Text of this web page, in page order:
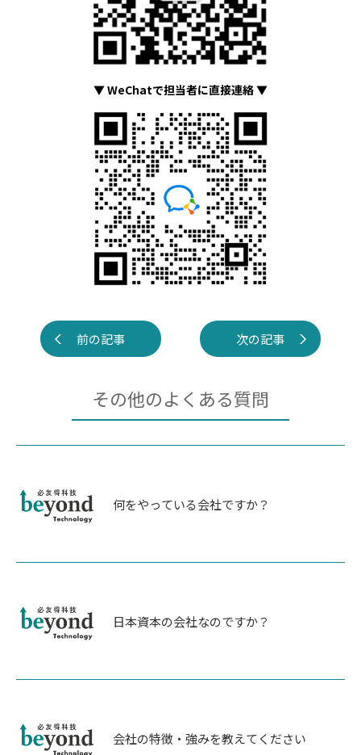
▼ WeChatで担当者に直接連絡 ▼
前の記事 次の記事
その他のよくある質問
何をやっている会社ですか？
日本資本の会社なのですか？
会社の特徴・強みを教えてください